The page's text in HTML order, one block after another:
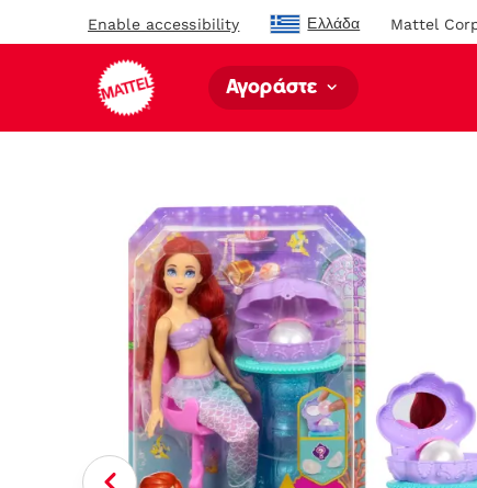
Enable accessibility Ελλάδα Mattel
Αγοράστε